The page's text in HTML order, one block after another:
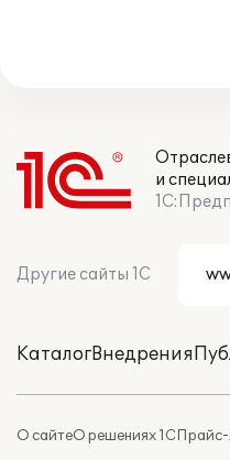
и
Другие сайты 1С
КаталогВнедрения
О сайтеО решениях 1С